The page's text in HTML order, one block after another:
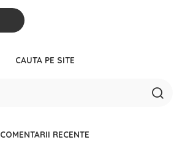
CAUTA PE SITE
COMENTARII RECENTE